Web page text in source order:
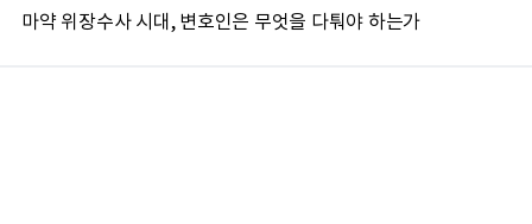
마약 위장수사 시대, 변호인은 무엇을 다퉈야 하는가